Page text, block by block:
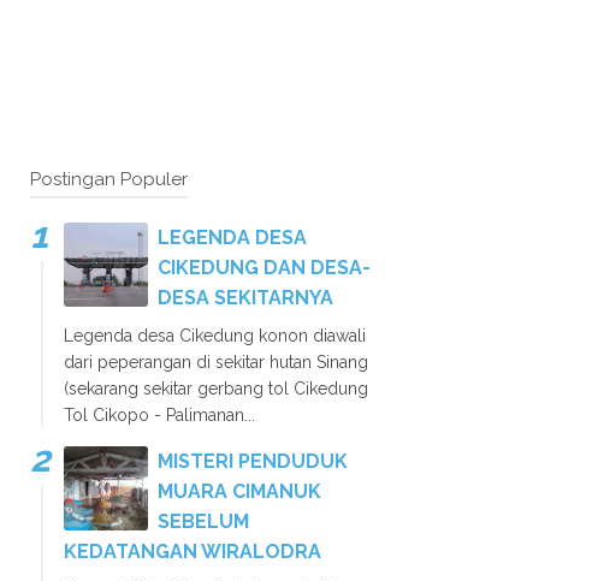
Postingan Populer
LEGENDA DESA
CIKEDUNG DAN DESA-
DESA SEKITARNYA
Legenda desa Cikedung konon diawali
dari peperangan di sekitar hutan Sinang
(sekarang sekitar gerbang tol Cikedung
Tol Cikopo - Palimanan...
MISTERI PENDUDUK
MUARA CIMANUK
SEBELUM
KEDATANGAN WIRALODRA